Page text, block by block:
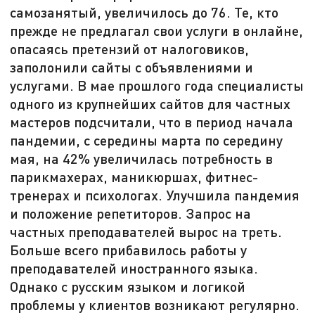
самозанятый, увеличилось до 76. Те, кто
прежде не предлагал свои услуги в онлайне,
опасаясь претензий от налоговиков,
заполонили сайты с объявлениями и
услугами. В мае прошлого года специалисты
одного из крупнейших сайтов для частных
мастеров подсчитали, что в период начала
пандемии, с середины марта по середину
мая, на 42% увеличилась потребность в
парикмахерах, маникюршах, фитнес-
тренерах и психологах. Улучшила пандемия
и положение репетиторов. Запрос на
частных преподавателей вырос на треть.
Больше всего прибавилось работы у
преподавателей иностранного языка.
Однако с русским языком и логикой
проблемы у клиентов возникают регулярно.